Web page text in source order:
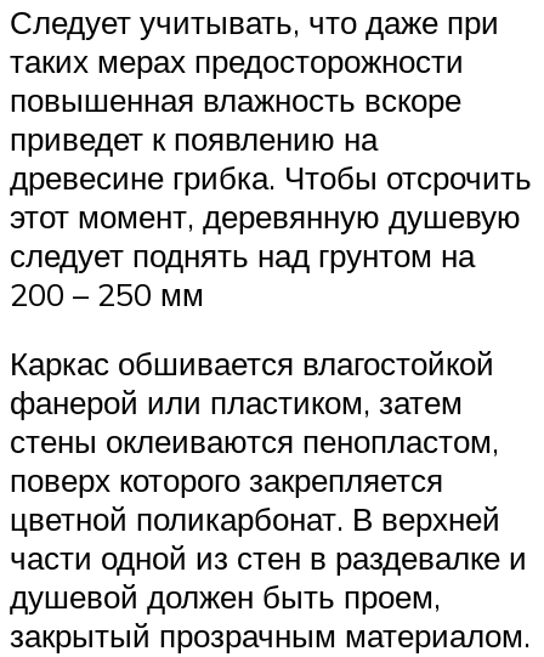
Следует учитывать, что даже при
таких мерах предосторожности
повышенная влажность вскоре
приведет к появлению на
древесине грибка. Чтобы отсрочить
этот момент, деревянную душевую
следует поднять над грунтом на
200 – 250 мм
Каркас обшивается влагостойкой
фанерой или пластиком, затем
стены оклеиваются пенопластом,
поверх которого закрепляется
цветной поликарбонат. В верхней
части одной из стен в раздевалке и
душевой должен быть проем,
закрытый прозрачным материалом.